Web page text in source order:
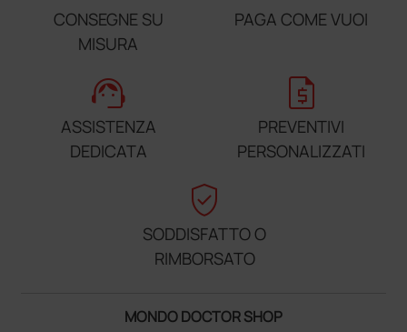
CONSEGNE SU
MISURA
PAGA COME VUOI
support_agent
ASSISTENZA
DEDICATA
request_quote
PREVENTIVI
PERSONALIZZATI
verified_user
SODDISFATTO O
RIMBORSATO
MONDO DOCTOR SHOP